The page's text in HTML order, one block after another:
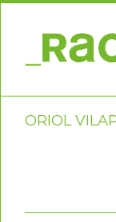
Saltar
contenido
ORIOL